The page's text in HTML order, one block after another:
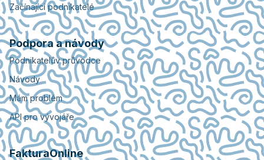
Začínající podnikatelé
Podpora a návody
Podnikatelův průvodce
Návody
Mám problém
API pro vývojáře
FakturaOnline